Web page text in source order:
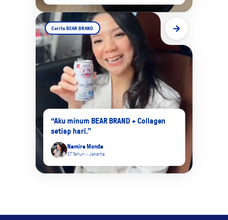
Cerita BEAR BRAND
“Aku minum BEAR BRAND + Collagen
setiap hari.”
Namira Monda
37 Tahun - Jakarta